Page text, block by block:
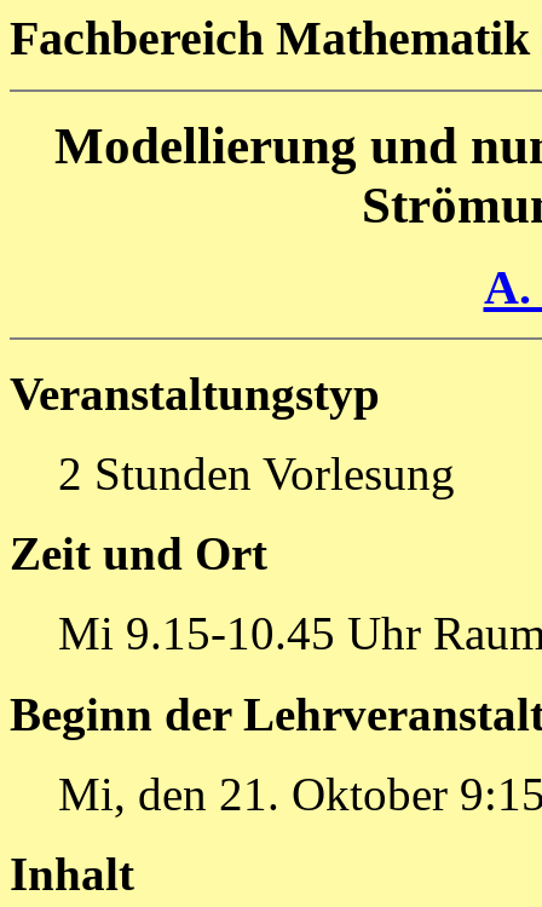
Fachbereich Mathematik
Modellierung und
A.
Veranstaltungstyp
2 Stunden Vorlesung
Zeit und Ort
Mi 9.15-10.45 Uhr
Beginn der
Mi, den 21. Oktober
Inhalt